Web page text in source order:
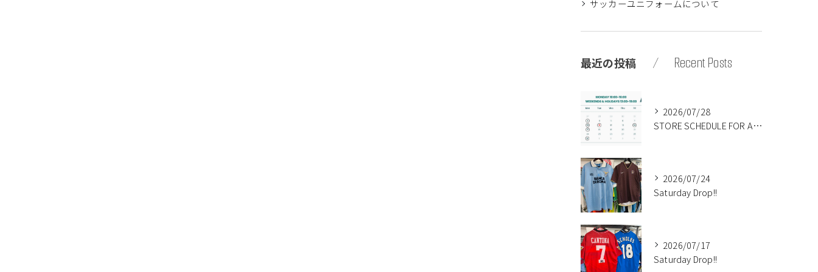
サッカーユニフォームについて
最近の投稿 Recent Posts
2026/07/28
STORE SCHEDULE FOR AUGUST🍉
2026/07/24
Saturday Drop!!
2026/07/17
Saturday Drop!!